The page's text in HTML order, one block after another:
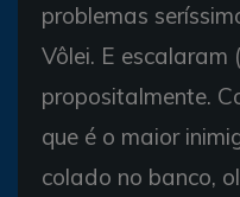
problemas
Vôlei. E escalaram
propositalmente.
que é o maior
colado no banco,